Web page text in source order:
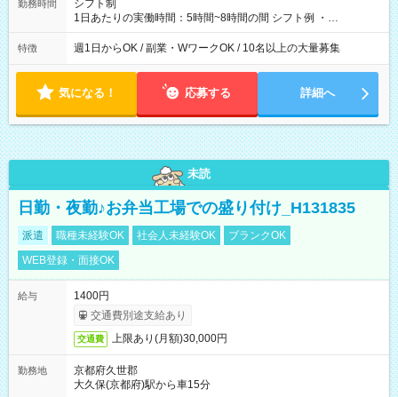
勤務時間
シフト制
1日あたりの実働時間：5時間~8時間の間 シフト例 ・
9:30~18:00 実働7.5時間 ・9:30~14:30 実働5時間 ・
16:00~21:30 実働5.5時間
特徴 週1日からOK / 副業・WワークOK / 10名以上の大量募集
気になる！ 応募する 詳細へ
未読
日勤・夜勤♪お弁当工場での盛り付け_H131835
派遣 職種未経験OK 社会人未経験OK
ブランクOK
WEB登録・面接OK
給与
1400円
交通費別途支給あり
交通費 上限あり(月額)30,000円
勤務地
京都府久世郡
大久保(京都府)駅から車15分